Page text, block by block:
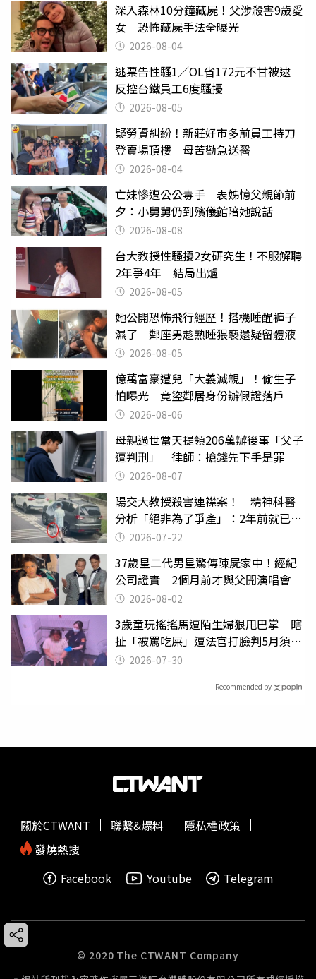
深入森林10分鐘藏屍！父涉殺害9歲愛
女 恐怖藏屍手法全曝光
2026-08-04
逃票告性騷1／OL省172元不甘被逮
反控台鐵員工6度騷擾
2026-08-05
疑勞資糾紛！新莊好市多前員工持刀
登賣場頂樓 母苦勸急送醫
2026-08-04
亡妹慘遭公公毒手 表姊憶父親節前
夕：小舅舅仍到殯儀館陪她說話
2026-08-08
台大教授性騷擾2女研究生！不服解聘
2年爭4年 結局出爐
2026-08-05
她公開恐怖飛行經歷！搭機睡醒褲子
濕了 鄰座男趁熟睡猥褻還疑留體液
2026-08-05
億萬富豪遭兒「大義滅親」！偷生子
怕曝光 竟盜鄰居身份辦假證落戶
2026-08-06
母親過世當天提領206萬辦後事「父子
遭判刑」 律師：搶錢先下手是罪
2026-08-07
陽交大教授殺害連襟案！ 精神科醫
分析「絕非為了爭產」：2年前就已言
行詭異
2026-07-22
37歲星二代男星驚傳陳屍家中！經紀
公司證實 2個月前才與父開演唱會
2026-08-02
3歲童玩搖搖馬遭陌生婦狠甩巴掌 瞎
扯「被罵吃屎」遭法官打臉判5月須入
監 2026-07-30
Recommended by
關於CTWANT 聯繫&爆料
隱私權政策
發燒熱搜
Facebook
Youtube Telegram
© 2020 The CTWANT Company